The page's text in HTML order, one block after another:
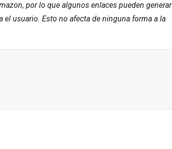
por lo que algunos enlaces pueden generar
usuario. Esto no afecta de ninguna forma a la